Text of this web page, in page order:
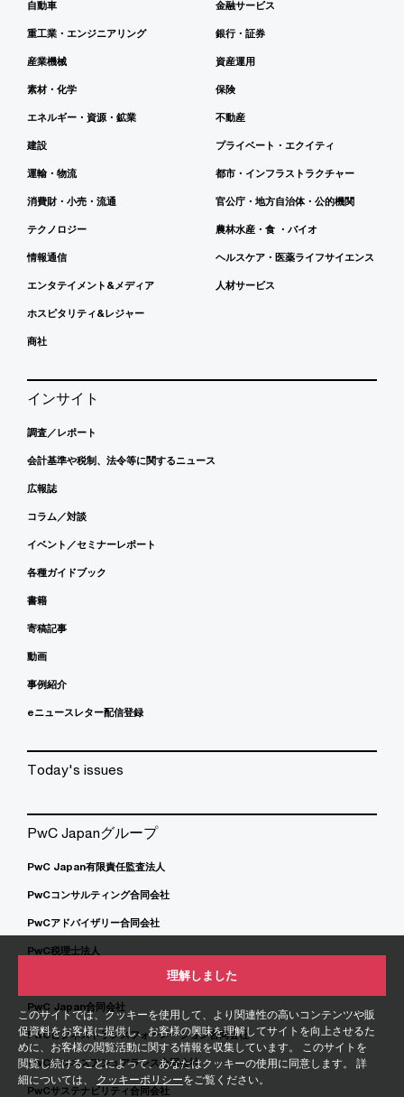
このサイトでは、クッキーを使用して、より関連性の高いコンテンツや販
促資料をお客様に提供し、お客様の興味を理解してサイトを向上させるた
めに、お客様の閲覧活動に関する情報を収集しています。 このサイトを
閲覧し続けることによって、あなたはクッキーの使用に同意します。 詳
細については、 クッキーポリシーをご覧ください。
理解しました
自動車
重工業・エンジニアリング
産業機械
素材・化学
エネルギー・資源・鉱業
建設
運輸・物流
消費財・小売・流通
テクノロジー
情報通信
エンタテイメント&メディア
ホスピタリティ&レジャー
商社
金融サービス
銀行・証券
資産運用
保険
不動産
プライベート・エクイティ
都市・インフラストラクチャー
官公庁・地方自治体・公的機関
農林水産・食 ・バイオ
ヘルスケア・医薬ライフサイエンス
人材サービス
インサイト
調査／レポート
会計基準や税制、法令等に関するニュース
広報誌
コラム／対談
イベント／セミナーレポート
各種ガイドブック
書籍
寄稿記事
動画
事例紹介
eニュースレター配信登録
Today's issues
PwC Japanグループ
PwC Japan有限責任監査法人
PwCコンサルティング合同会社
PwCアドバイザリー合同会社
PwC税理士法人
PwC Japan合同会社
PwCビジネストランスフォーメーション合同会社
PwCビジネスアシュアランス合同会社
PwCサステナビリティ合同会社